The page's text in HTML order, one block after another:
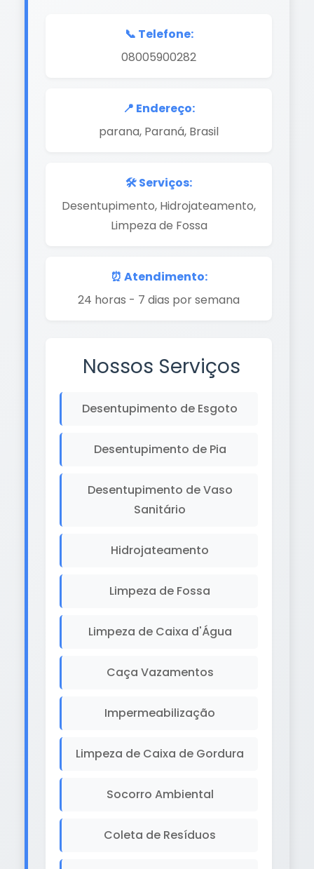
📞 Telefone:
08005900282
📍 Endereço:
parana, Paraná, Brasil
🛠️ Serviços:
Desentupimento, Hidrojateamento,
Limpeza de Fossa
⏰ Atendimento:
24 horas - 7 dias por semana
Nossos Serviços
Desentupimento de Esgoto
Desentupimento de Pia
Desentupimento de Vaso
Sanitário
Hidrojateamento
Limpeza de Fossa
Limpeza de Caixa d'Água
Caça Vazamentos
Impermeabilização
Limpeza de Caixa de Gordura
Socorro Ambiental
Coleta de Resíduos